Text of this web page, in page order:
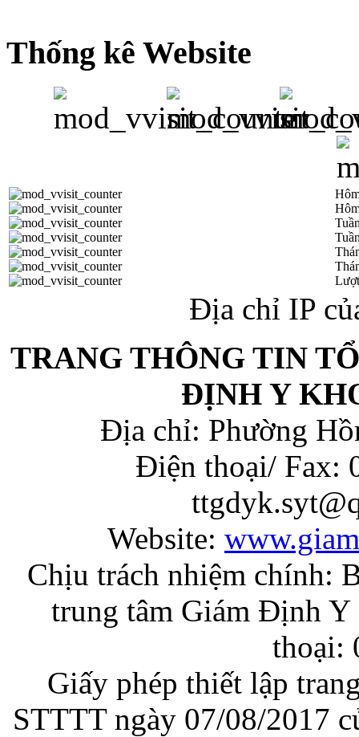
Thống kê Website
Địa chỉ IP
TRANG THÔNG TIN
ĐỊNH Y
Địa chỉ: Phường
Điện thoại/ Fax:
Website:
Chịu trách nhiệm chính:
trung tâm Giám Định
thoại:
Giấy phép thiết lập
STTTT ngày 07/08/2017